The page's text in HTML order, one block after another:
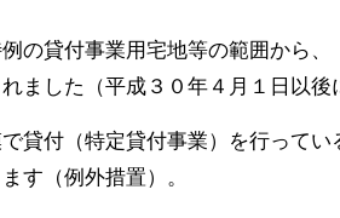
の貸付事業用宅地等の範囲から
ました（平成３０年４月１日以後
貸付（特定貸付事業）を行って
す（例外措置）。